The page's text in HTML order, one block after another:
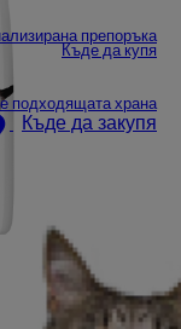
препоръка
Къде да купя
подходящата храна
Къде да закупя